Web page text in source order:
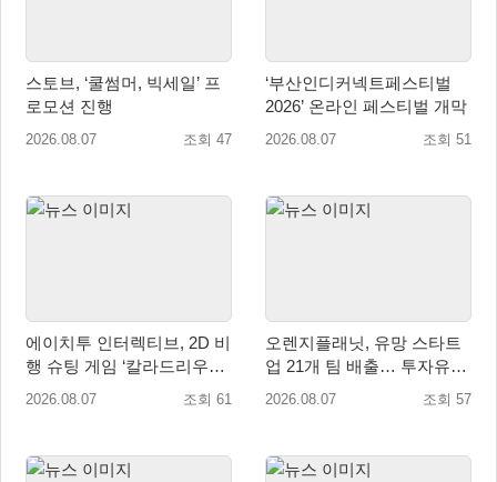
스토브, ‘쿨썸머, 빅세일’ 프
로모션 진행
2026.08.07 조회 47
‘부산인디커넥트페스티벌
2026’ 온라인 페스티벌 개막
2026.08.07 조회 51
에이치투 인터렉티브, 2D 비
행 슈팅 게임 ‘칼라드리우스
2/다크 엘레멘트’ 올 겨울 전
2026.08.07 조회 61
오렌지플래닛, 유망 스타트
업 21개 팀 배출… 투자유치∙
매출성장 성과 눈길
2026.08.07 조회 57